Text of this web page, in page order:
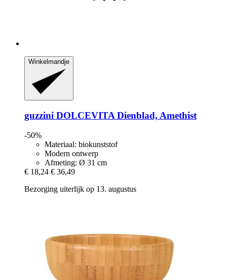
Winkelmandje
guzzini DOLCEVITA Dienblad, Amethist
-50%
Materiaal: biokunststof
Modern ontwerp
Afmeting: Ø 31 cm
€ 18,24 € 36,49
Bezorging uiterlijk op 13. augustus